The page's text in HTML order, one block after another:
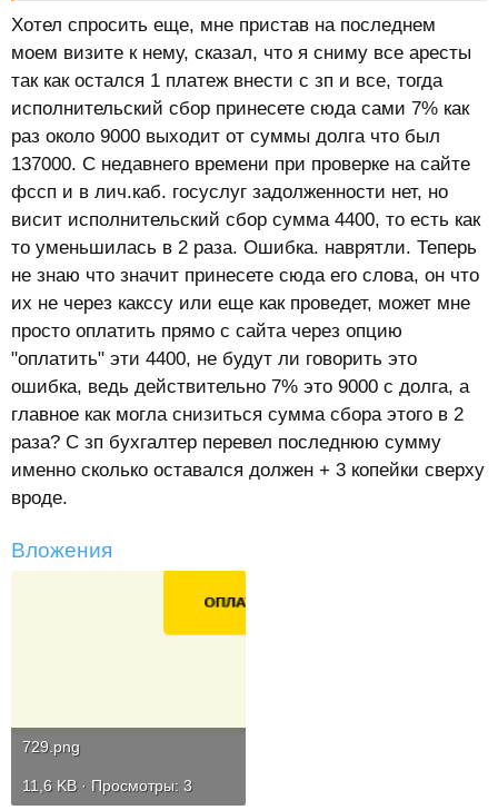
Хотел спросить еще, мне пристав на последнем
моем визите к нему, сказал, что я сниму все аресты
так как остался 1 платеж внести с зп и все, тогда
исполнительский сбор принесете сюда сами 7% как
раз около 9000 выходит от суммы долга что был
137000. С недавнего времени при проверке на сайте
фссп и в лич.каб. госуслуг задолженности нет, но
висит исполнительский сбор сумма 4400, то есть как
то уменьшилась в 2 раза. Ошибка. наврятли. Теперь
не знаю что значит принесете сюда его слова, он что
их не через какссу или еще как проведет, может мне
просто оплатить прямо с сайта через опцию
"оплатить" эти 4400, не будут ли говорить это
ошибка, ведь действительно 7% это 9000 с долга, а
главное как могла снизиться сумма сбора этого в 2
раза? С зп бухгалтер перевел последнюю сумму
именно сколько оставался должен + 3 копейки сверху
вроде.
Вложения
729.png
11,6 KB · Просмотры: 3